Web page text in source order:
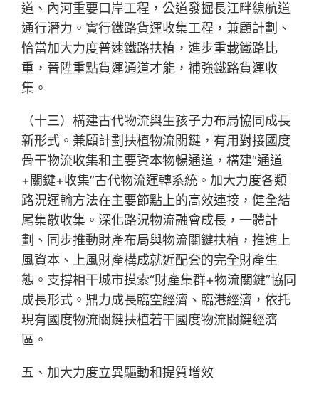
道、內河重要口岸工程，公道發掘長江畔線航道
通行潛力。實行鐵路貨運收集工程，兼顧計劃、
恰當加大力度普速鐵路扶植，進步重載鐵路比
重，晉陞重點貨運通道才能，補強鐵路貨運收
集。
（十三）構建古代物流與生孩子力布局協同成長
新形式。兼顧計劃扶植物流關鍵，有用對接國度
骨干物流收集和主要資本物暢通道，構建“通道
+關鍵+收集”古代物流運轉系統。加大力度各類
路況運輸方法在主要節點上的高效連接，健全結
尾集散收集。深化路況物流融會成長，一體計
劃、同步推動財產布局與物流關鍵扶植，推進上
風資本、上風財產構成就近配套的完全財產生
態。支撐相干城市摸索“財產集群+物流關鍵”協同
成長形式。鼎力成長臨空經濟、臨港經濟，依托
現有國度物流關鍵扶植若干國度物流關鍵經濟
區。
五、加大力度立異驅動和提質增效